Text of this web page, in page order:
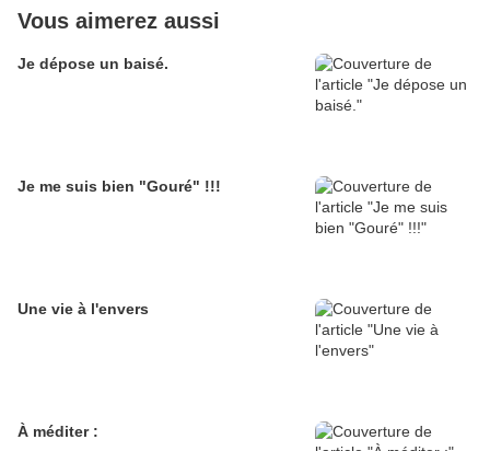
Vous aimerez aussi
Je dépose un baisé.
Je me suis bien "Gouré" !!!
Une vie à l'envers
À méditer :